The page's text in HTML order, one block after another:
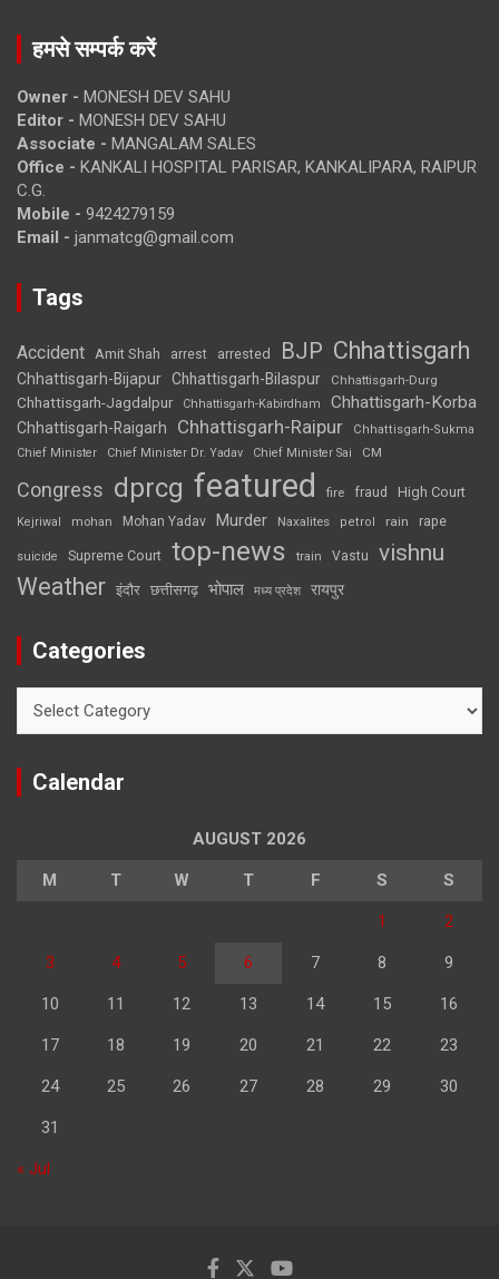
हमसे सम्पर्क करें
Owner - MONESH DEV SAHU
Editor - MONESH DEV SAHU
Associate - MANGALAM SALES
Office - KANKALI HOSPITAL PARISAR, KANKALIPARA, RAIPUR
C.G.
Mobile - 9424279159
Email - janmatcg@gmail.com
Tags
Accident Amit Shah arrest arrested BJP Chhattisgarh
Chhattisgarh-Bijapur Chhattisgarh-Bilaspur Chhattisgarh-Durg
Chhattisgarh-Jagdalpur Chhattisgarh-Kabirdham Chhattisgarh-Korba
Chhattisgarh-Raigarh Chhattisgarh-Raipur
Chhattisgarh-Sukma
Chief Minister
Chief Minister Dr. Yadav Chief Minister Sai CM
Congress dprcg featured fire fraud High Court
Kejriwal mohan Mohan Yadav Murder Naxalites petrol rain rape
suicide Supreme Court top-news train Vastu vishnu
Weather इंदौर छत्तीसगढ़ भोपाल मध्य प्रदेश रायपुर
Categories
Calendar
AUGUST 2026
M T W T F S S
1 2
3 4 5 6 7 8 9
10 11 12 13 14 15 16
17 18 19 20 21 22 23
24 25 26 27 28 29 30
31
« Jul